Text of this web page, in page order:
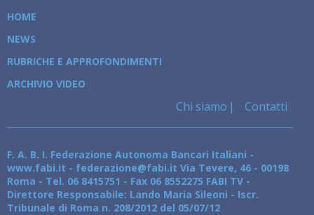
HOME
NEWS
RUBRICHE E APPROFONDIMENTI
ARCHIVIO VIDEO
Chi siamo Contatti
F. A. B. I. Federazione Autonoma Bancari Italiani -
www.fabi.it - federazione@fabi.it Via Tevere, 46 - 00198
Roma - Tel. 06 8415751 - Fax 06 8552275 FABI TV -
Direttore Responsabile: Lando Maria Sileoni - Iscr.
Tribunale di Roma n. 208/2012 del 05/07/12